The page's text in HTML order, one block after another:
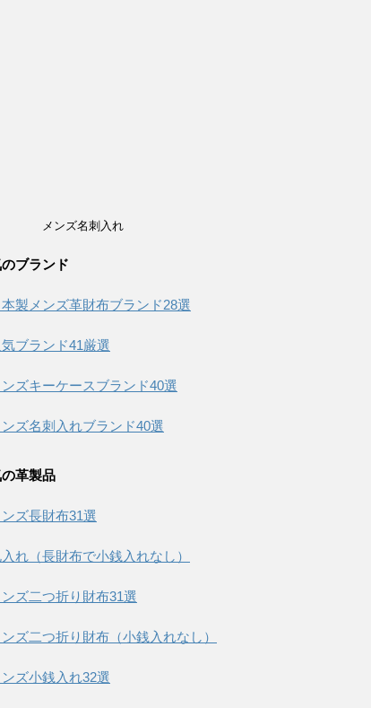
メンズ名刺入れ
のブランド
本製メンズ革財布ブランド28選
気ブランド41厳選
ンズキーケースブランド40選
ンズ名刺入れブランド40選
の革製品
ンズ長財布31選
れ（長財布で小銭入れなし）
ンズ二つ折り財布31選
ンズ二つ折り財布（小銭入れなし）
ンズ小銭入れ32選